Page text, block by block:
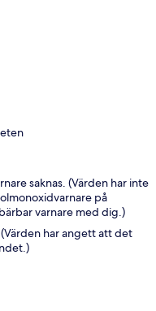
saknas. (Värden har inte
på
varnare med dig.)
har angett att det